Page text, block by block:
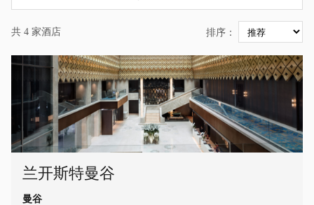
共 4 家酒店 排序：
兰开斯特曼谷
曼谷